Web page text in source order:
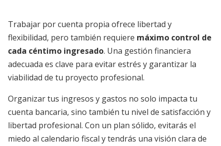
Trabajar por cuenta propia ofrece libertad y
flexibilidad, pero también requiere máximo control de
cada céntimo ingresado. Una gestión financiera
adecuada es clave para evitar estrés y garantizar la
viabilidad de tu proyecto profesional.
Organizar tus ingresos y gastos no solo impacta tu
cuenta bancaria, sino también tu nivel de satisfacción y
libertad profesional. Con un plan sólido, evitarás el
miedo al calendario fiscal y tendrás una visión clara de